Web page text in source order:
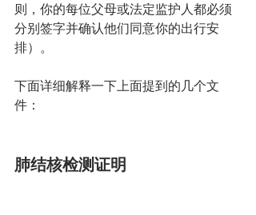
则，你的每位父母或法定监护人都必须
分别签字并确认他们同意你的出行安
排）。
下面详细解释一下上面提到的几个文
件：
肺结核检测证明